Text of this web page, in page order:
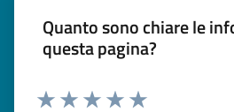
Quanto sono chiare le
questa pagina?